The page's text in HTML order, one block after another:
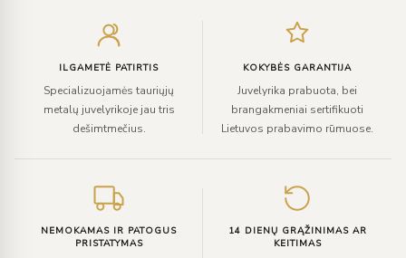
ILGAMETĖ PATIRTIS
Specializuojamės tauriųjų
metalų juvelyrikoje jau tris
dešimtmečius.
KOKYBĖS GARANTIJA
Juvelyrika prabuota, bei
brangakmeniai sertifikuoti
Lietuvos prabavimo rūmuose.
NEMOKAMAS IR PATOGUS
PRISTATYMAS
14 DIENŲ GRĄŽINIMAS AR
KEITIMAS